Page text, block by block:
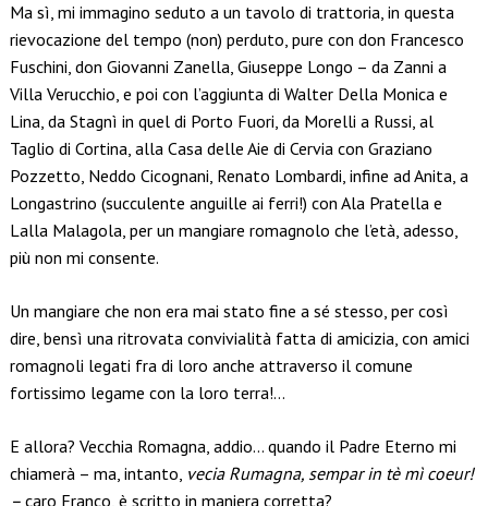
Ma sì, mi immagino seduto a un tavolo di trattoria, in questa
rievocazione del tempo (non) perduto, pure con don Francesco
Fuschini, don Giovanni Zanella, Giuseppe Longo – da Zanni a
Villa Verucchio, e poi con l’aggiunta di Walter Della Monica e
Lina, da Stagnì in quel di Porto Fuori, da Morelli a Russi, al
Taglio di Cortina, alla Casa delle Aie di Cervia con Graziano
Pozzetto, Neddo Cicognani, Renato Lombardi, infine ad Anita, a
Longastrino (succulente anguille ai ferri!) con Ala Pratella e
Lalla Malagola, per un mangiare romagnolo che l’età, adesso,
più non mi consente.
Un mangiare che non era mai stato fine a sé stesso, per così
dire, bensì una ritrovata convivialità fatta di amicizia, con amici
romagnoli legati fra di loro anche attraverso il comune
fortissimo legame con la loro terra!…
E allora? Vecchia Romagna, addio… quando il Padre Eterno mi
chiamerà – ma, intanto, vecia Rumagna, sempar in tè mì coeur!
– caro Franco, è scritto in maniera corretta?